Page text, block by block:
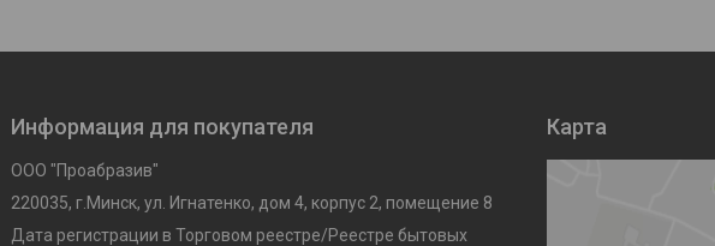
Информация для покупателя
ООО "Проабразив"
220035, г.Минск, ул. Игнатенко, дом 4, корпус 2, помещение 8
Дата регистрации в Торговом реестре/Реестре бытовых
Карта